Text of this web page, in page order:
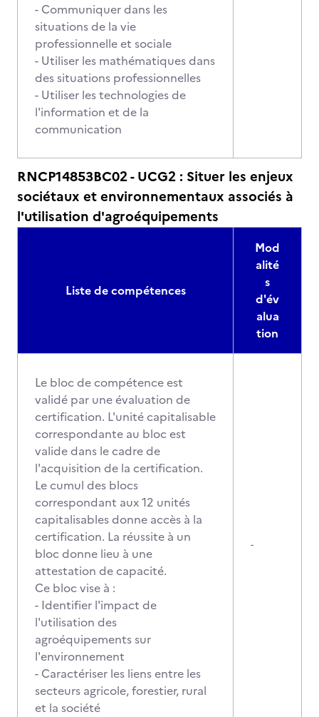
- Communiquer dans les
situations de la vie
professionnelle et sociale
- Utiliser les mathématiques dans
des situations professionnelles
- Utiliser les technologies de
l'information et de la
communication
RNCP14853BC02 - UCG2 : Situer les enjeux
sociétaux et environnementaux associés à
l'utilisation d'agroéquipements
Liste de compétences
Mod
alité
s
d'év
alua
tion
Le bloc de compétence est
validé par une évaluation de
certification. L'unité capitalisable
correspondante au bloc est
valide dans le cadre de
l'acquisition de la certification.
Le cumul des blocs
correspondant aux 12 unités
capitalisables donne accès à la
certification. La réussite à un
bloc donne lieu à une
attestation de capacité.
Ce bloc vise à :
- Identifier l'impact de
l'utilisation des
agroéquipements sur
l'environnement
- Caractériser les liens entre les
secteurs agricole, forestier, rural
et la société
-